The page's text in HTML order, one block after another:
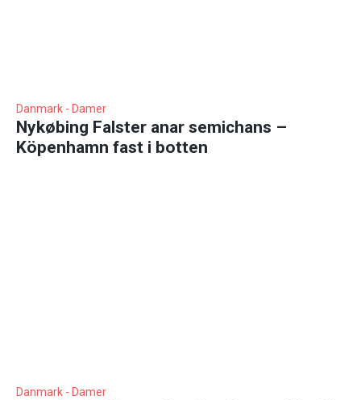
Danmark - Damer
Nykøbing Falster anar semichans –
Köpenhamn fast i botten
Danmark - Damer